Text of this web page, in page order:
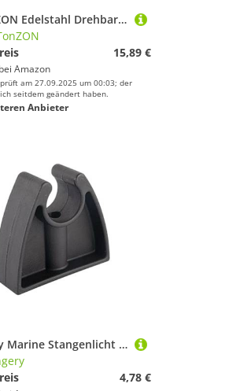
BESTonZON Edelstahl Drehbarer Boot Haken Schnappverschluss Robust Langlebig für Zugangsluken Decktüren für Schiffsersatzteile
15,89 €
Amazon
am 27.09.2025 um 00:03; der
seitdem geändert haben.
Anbieter
Syengery Marine Stangenlicht Aufbewahrungsklammern | Schwarz Boot Pole Light Halterung | Halter Für Haken Organisation Deck Wand Marine Schiff Dock Taschenlampe
4,78 €